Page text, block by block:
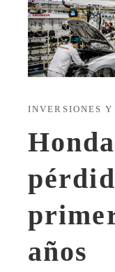
INVERSIONES Y
años